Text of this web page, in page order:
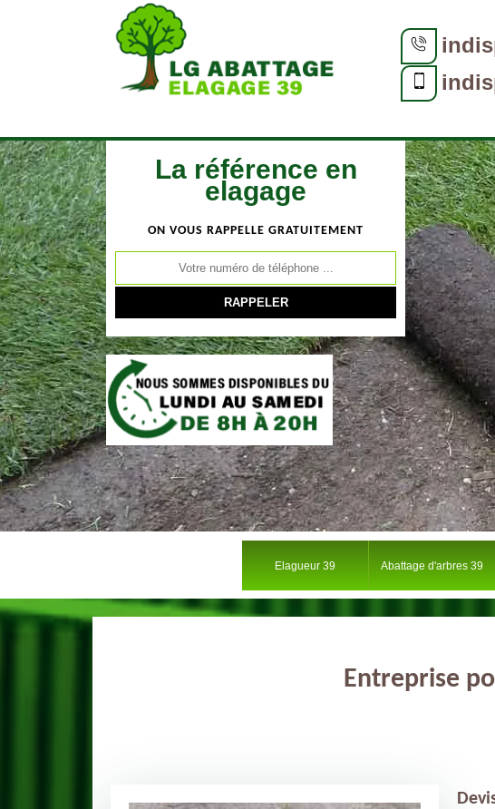
La référence en
elagage
ON VOUS RAPPELLE GRATUITEMENT
Elagueur 39 Abattage d'arbres 39
Entreprise